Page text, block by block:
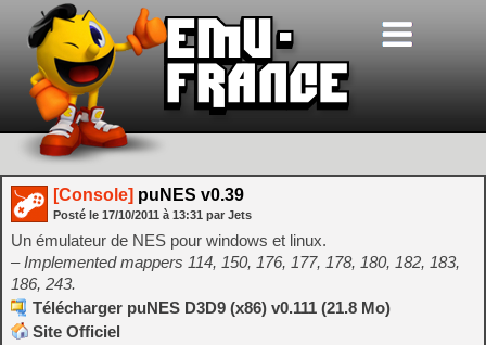
[Console] puNES v0.39
Posté le 17/10/2011 à 13:31 par Jets
Un émulateur de NES pour windows et linux.
– Implemented mappers 114, 150, 176, 177, 178, 180, 182, 183,
186, 243.
Télécharger puNES D3D9 (x86) v0.111 (21.8 Mo)
Site Officiel